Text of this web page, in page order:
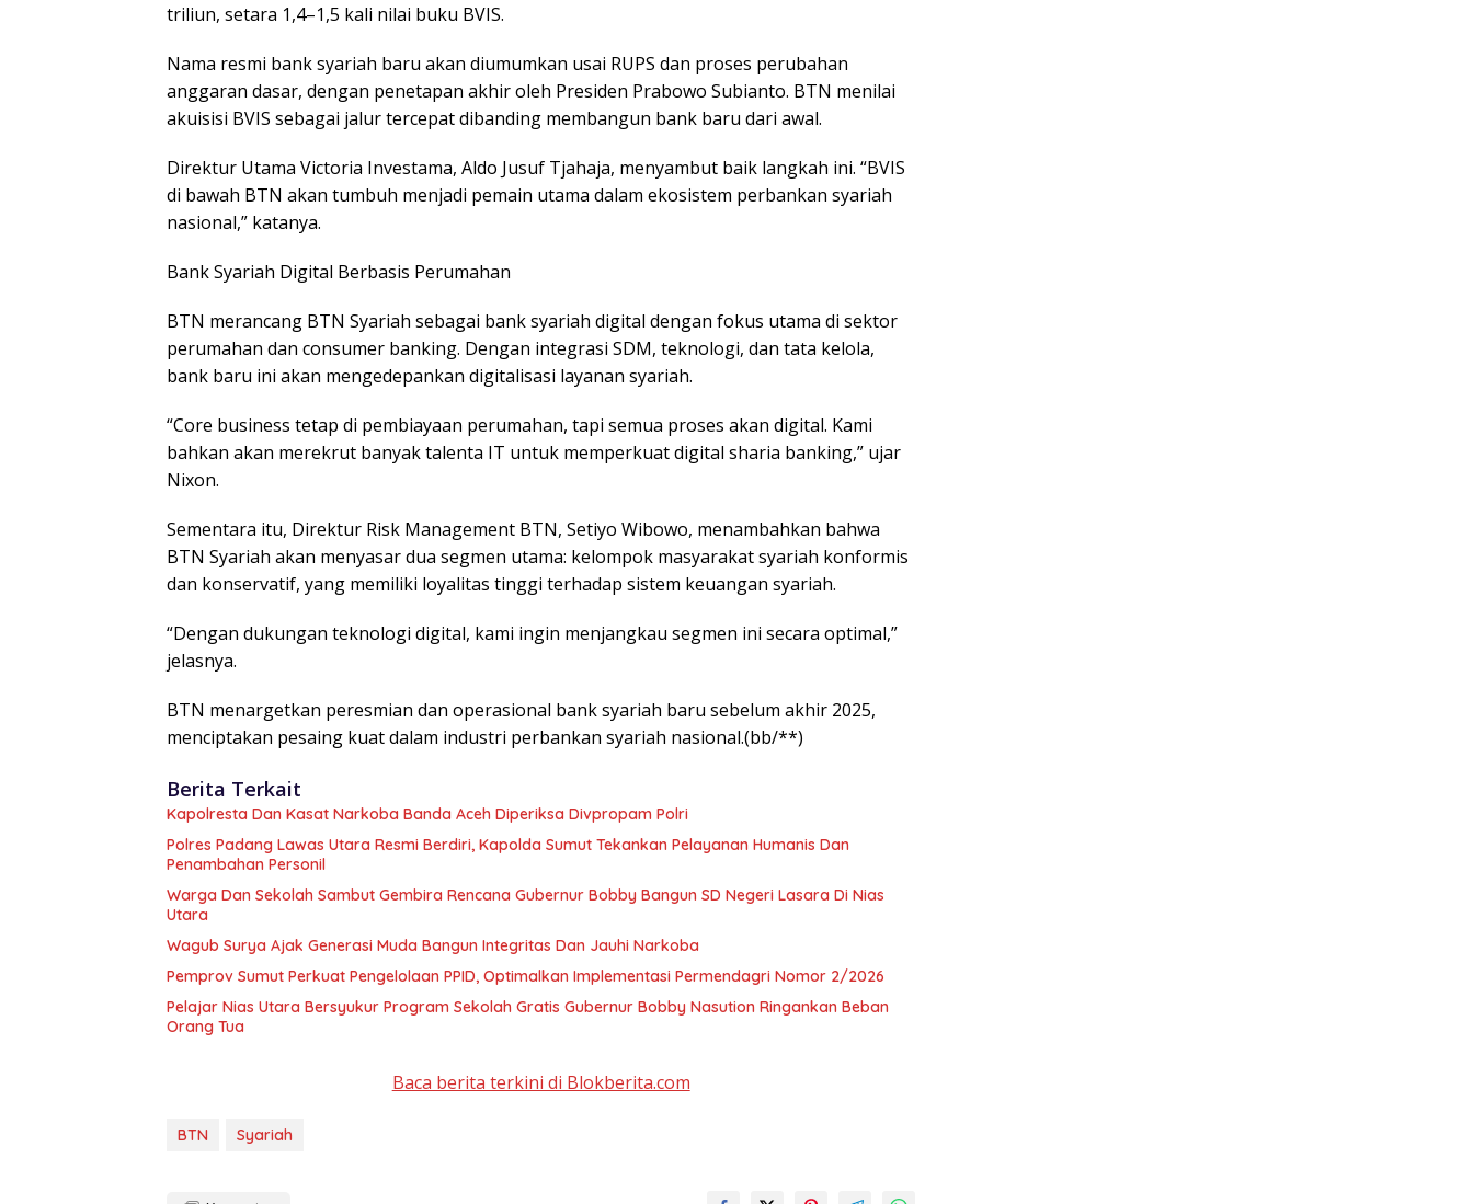
triliun, setara 1,4–1,5 kali nilai buku BVIS.
Nama resmi bank syariah baru akan diumumkan usai RUPS dan proses perubahan
anggaran dasar, dengan penetapan akhir oleh Presiden Prabowo Subianto. BTN menilai
akuisisi BVIS sebagai jalur tercepat dibanding membangun bank baru dari awal.
Direktur Utama Victoria Investama, Aldo Jusuf Tjahaja, menyambut baik langkah ini. “BVIS
di bawah BTN akan tumbuh menjadi pemain utama dalam ekosistem perbankan syariah
nasional,” katanya.
Bank Syariah Digital Berbasis Perumahan
BTN merancang BTN Syariah sebagai bank syariah digital dengan fokus utama di sektor
perumahan dan consumer banking. Dengan integrasi SDM, teknologi, dan tata kelola,
bank baru ini akan mengedepankan digitalisasi layanan syariah.
“Core business tetap di pembiayaan perumahan, tapi semua proses akan digital. Kami
bahkan akan merekrut banyak talenta IT untuk memperkuat digital sharia banking,” ujar
Nixon.
Sementara itu, Direktur Risk Management BTN, Setiyo Wibowo, menambahkan bahwa
BTN Syariah akan menyasar dua segmen utama: kelompok masyarakat syariah konformis
dan konservatif, yang memiliki loyalitas tinggi terhadap sistem keuangan syariah.
“Dengan dukungan teknologi digital, kami ingin menjangkau segmen ini secara optimal,”
jelasnya.
BTN menargetkan peresmian dan operasional bank syariah baru sebelum akhir 2025,
menciptakan pesaing kuat dalam industri perbankan syariah nasional.(bb/**)
Berita Terkait
Kapolresta Dan Kasat Narkoba Banda Aceh Diperiksa Divpropam Polri
Polres Padang Lawas Utara Resmi Berdiri, Kapolda Sumut Tekankan Pelayanan Humanis Dan
Penambahan Personil
Warga Dan Sekolah Sambut Gembira Rencana Gubernur Bobby Bangun SD Negeri Lasara Di Nias
Utara
Wagub Surya Ajak Generasi Muda Bangun Integritas Dan Jauhi Narkoba
Pemprov Sumut Perkuat Pengelolaan PPID, Optimalkan Implementasi Permendagri Nomor 2/2026
Pelajar Nias Utara Bersyukur Program Sekolah Gratis Gubernur Bobby Nasution Ringankan Beban
Orang Tua
Baca berita terkini di Blokberita.com
BTN Syariah